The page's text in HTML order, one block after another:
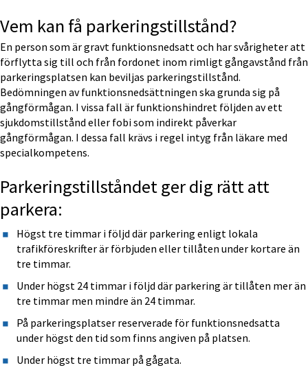
Vem kan få parkeringstillstånd?
En person som är gravt funktionsnedsatt och har svårigheter att
förflytta sig till och från fordonet inom rimligt gångavstånd från
parkeringsplatsen kan beviljas parkeringstillstånd.
Bedömningen av funktionsnedsättningen ska grunda sig på
gångförmågan. I vissa fall är funktionshindret följden av ett
sjukdomstillstånd eller fobi som indirekt påverkar
gångförmågan. I dessa fall krävs i regel intyg från läkare med
specialkompetens.
Parkeringstillståndet ger dig rätt att
parkera:
Högst tre timmar i följd där parkering enligt lokala
trafikföreskrifter är förbjuden eller tillåten under kortare än
tre timmar.
Under högst 24 timmar i följd där parkering är tillåten mer än
tre timmar men mindre än 24 timmar.
På parkeringsplatser reserverade för funktionsnedsatta
under högst den tid som finns angiven på platsen.
Under högst tre timmar på gågata.